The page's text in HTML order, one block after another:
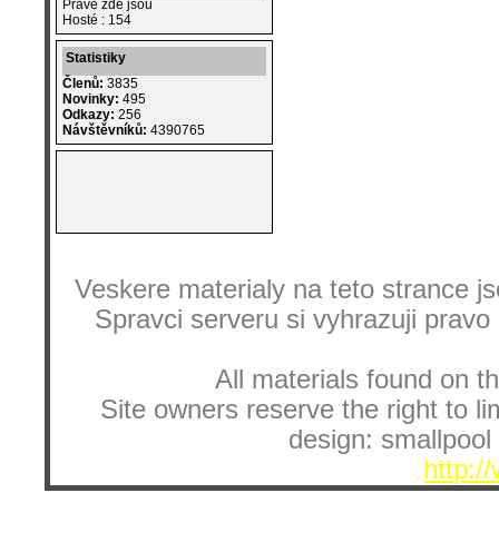
Právě zde jsou
Hosté : 154
Statistiky
Členů: 3835
Novinky: 495
Odkazy: 256
Návštěvníků: 4390765
Veskere materialy na teto strance
Spravci serveru si vyhrazuji
All materials found on
Site owners reserve the right to
design:
http://